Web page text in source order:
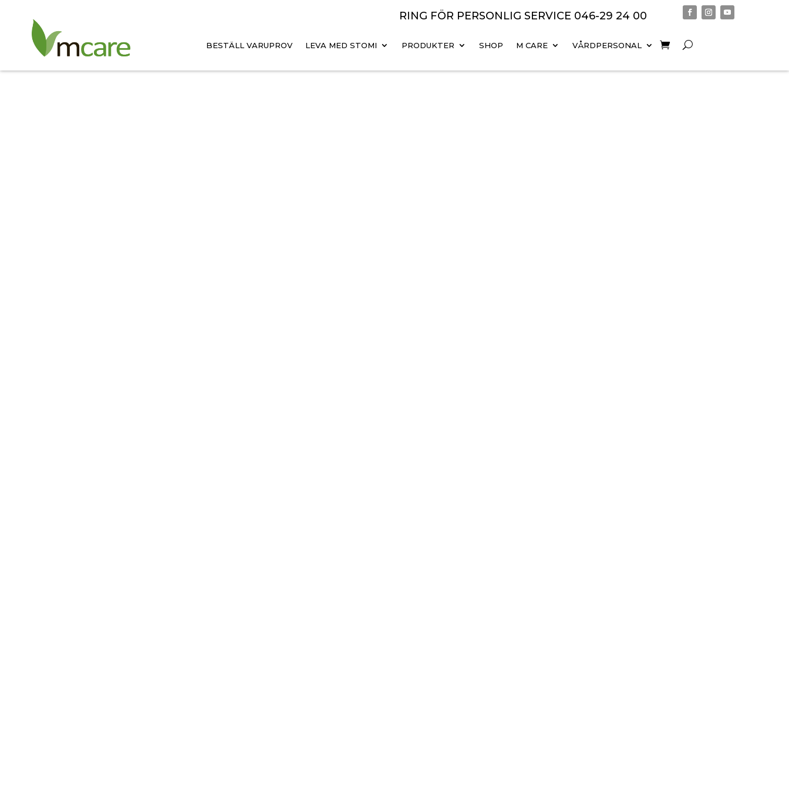
RING FÖR PERSONLIG SERVICE 046-29 24 00
BESTÄLL VARUPROV LEVA MED STOMI PRODUKTER SHOP M CARE VÅRDPERSONAL
Hem/Övrigt/ A4 block magtarmkanalen